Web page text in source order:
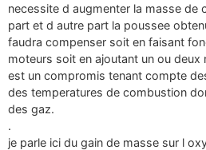
necessite d augmenter la masse de
part et d autre part la poussee
faudra compenser soit en faisant
moteurs soit en ajoutant un ou
est un compromis tenant compte
des temperatures de combustion
des gaz.
.
je parle ici du gain de masse sur l